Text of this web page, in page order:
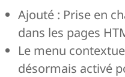
Ajouté : Prise en
dans les pages
Le menu
désormais activé